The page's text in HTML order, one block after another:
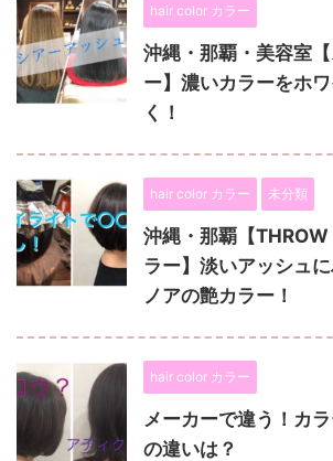
hair color カラー
沖縄・那覇・美容室
ー】濃いカラーをホ
く！
hair color カラー 未分類
沖縄・那覇【THROW
ラー】淡いアッシュ
ノアの艶カラー！
hair color カラー
メーカーで違う！カラ
の違いは？